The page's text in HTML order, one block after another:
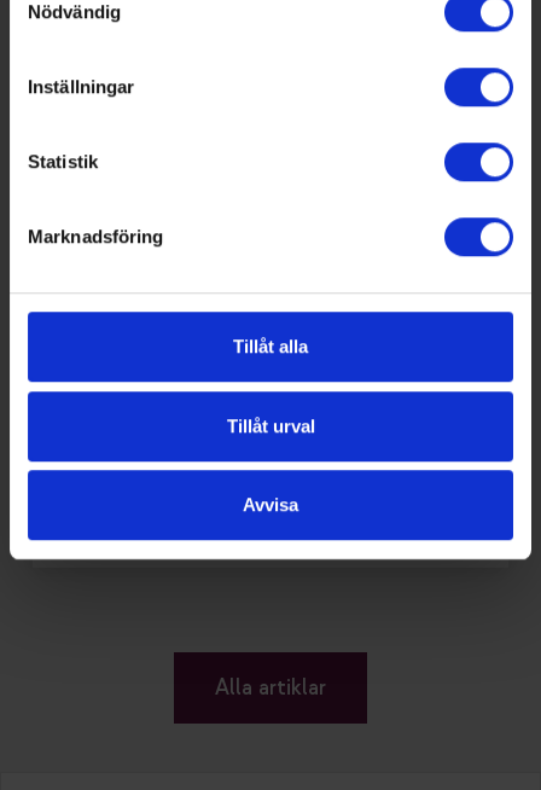
Nödvändig
Inställningar
Statistik
Marknadsföring
Tillåt alla
Tillåt urval
Avvisa
Energiråd för fastigheter – tips
Energigrupp
Sveriges totala energi och de avger en
Fastighetsägarna står inför tuffare
energiförbrukningen, reducera effekttopparna
och på sikt helt eliminera utsläppen av
växthusgaser. VA & VVS-Fabrikanterna vill
medlemmars produkter och lösningar kan bidra
till att uppfylla kommande krav.
Alla artiklar